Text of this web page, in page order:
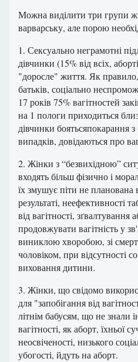
Можна виділити три групи
варварську, але порою
1. Сексуально неграмотні
дівчинки (15% від всіх,
"доросле" життя. Як
батьків, соціально
17 років 75% вагітностей
на 1 пологи приходиться
дівчинки боятьсяпокарання
випадків, довідаються про
2. Жінки з “безвихідною”
входять більш фізично і
їх змушує піти не планована
результаті, неефективності
від вагітності,
продовжувати вагітність у
виниклою хворобою, зі
чоловіком, при відсутності
виховання дитини.
3. Жінки, що свідомо
для "запобігання від
літнім бабусям, що не знали
вагітності, як аборт, їхньої
неосвіченості, низького
убогості, йдуть на аборт.